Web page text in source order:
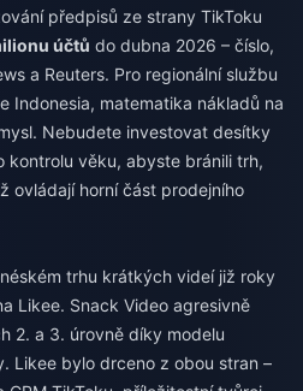
předpisů ze strany TikToku
účtů do dubna 2026 – číslo,
a Reuters. Pro regionální službu
Indonesia, matematika nákladů na
Nebudete investovat desítky
kontrolu věku, abyste bránili trh,
ovládají horní část prodejního
trhu krátkých videí již roky
Likee. Snack Video agresivně
2. a 3. úrovně díky modelu
Likee bylo drceno z obou stran –